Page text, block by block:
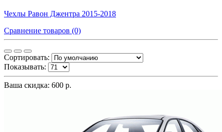
Чехлы Равон Джентра 2015-2018
Сравнение товаров (0)
Сортировать:
Показывать:
Ваша скидка: 600 р.